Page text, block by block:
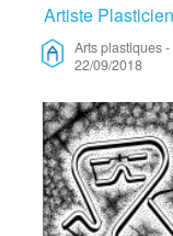
Arts plastiques-
22/09/2018